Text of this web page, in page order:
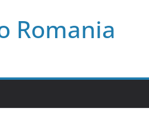
Romania